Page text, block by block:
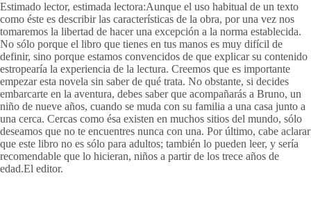
Estimado lector, estimada lectora:Aunque el uso habitual de un texto
como éste es describir las características de la obra, por una vez nos
tomaremos la libertad de hacer una excepción a la norma establecida.
No sólo porque el libro que tienes en tus manos es muy difícil de
definir, sino porque estamos convencidos de que explicar su contenido
estropearía la experiencia de la lectura. Creemos que es importante
empezar esta novela sin saber de qué trata. No obstante, si decides
embarcarte en la aventura, debes saber que acompañarás a Bruno, un
niño de nueve años, cuando se muda con su familia a una casa junto a
una cerca. Cercas como ésa existen en muchos sitios del mundo, sólo
deseamos que no te encuentres nunca con una. Por último, cabe aclarar
que este libro no es sólo para adultos; también lo pueden leer, y sería
recomendable que lo hicieran, niños a partir de los trece años de
edad.El editor.